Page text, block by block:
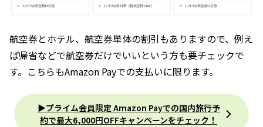
航空券とホテル、航空券単体の割引もありますので、例え
ば帰省などで航空券だけでいいという方も要チェックで
す。こちらもAmazon Payでの支払いに限ります。
▶︎プライム会員限定 Amazon Payでの国内旅行予
約で最大6,000円OFFキャンペーンをチェック！